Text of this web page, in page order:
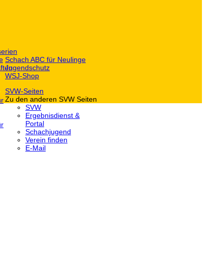
Schach ABC für Neulinge
Jugendschutz
WSJ-Shop
SVW-Seiten
Zu den anderen SVW Seiten
SVW
Ergebnisdienst &
Portal
Schachjugend
Verein finden
E-Mail